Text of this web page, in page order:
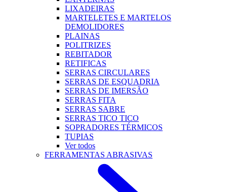
LIXADEIRAS
MARTELETES E MARTELOS
DEMOLIDORES
PLAINAS
POLITRIZES
REBITADOR
RETIFICAS
SERRAS CIRCULARES
SERRAS DE ESQUADRIA
SERRAS DE IMERSÃO
SERRAS FITA
SERRAS SABRE
SERRAS TICO TICO
SOPRADORES TÉRMICOS
TUPIAS
Ver todos
FERRAMENTAS ABRASIVAS